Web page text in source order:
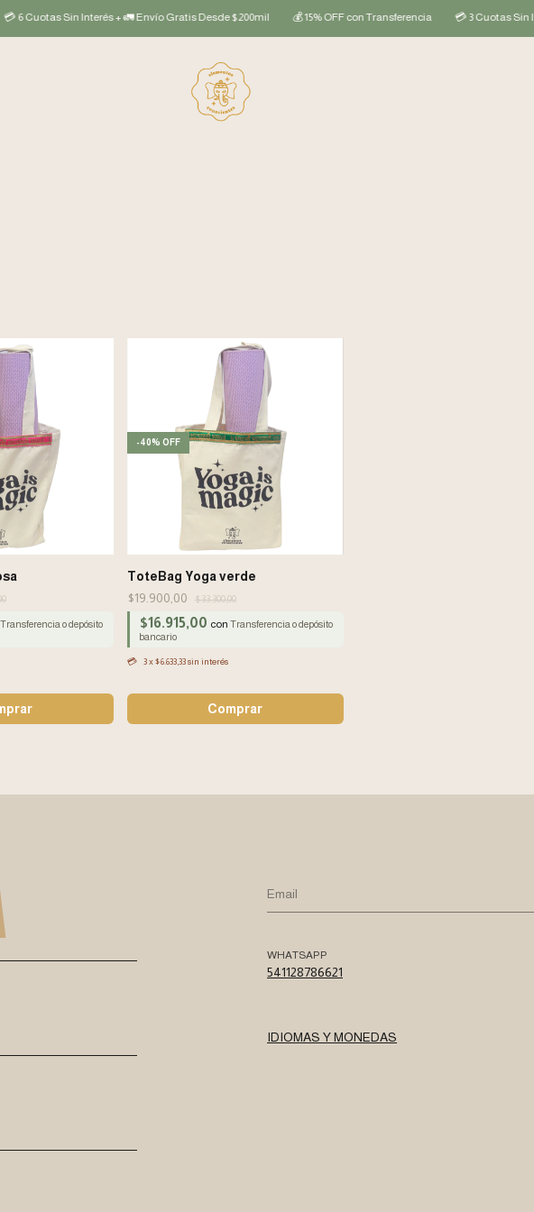
Sin Interés + 🚛 Envío Gratis Desde $200mil 💰 15% OFF con Transferencia 💳 3 Cuotas Sin Interés
Transferencia o depósito
-40% OFF
ToteBag Yoga verde
$19.900,00
$33.300,00
$16.915,00 con Transferencia o depósito
bancario
3 x$6.633,33 sin interés
WHATSAPP
541128786621
IDIOMAS Y MONEDAS